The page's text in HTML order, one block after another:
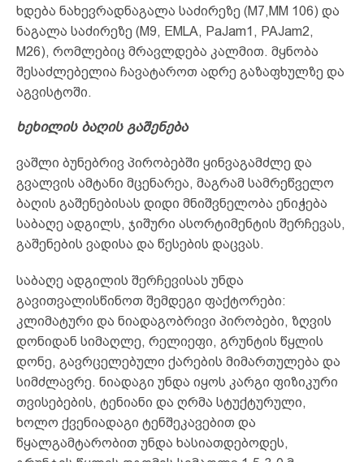
ხდება ნახევრადნაგალა საძირეზე (M7,MM 106) და
ნაგალა საძირეზე (M9, EMLA, PaJam1, PAJam2,
M26), რომლებიც მრავლდება კალმით. მყნობა
შესაძლებელია ჩავატაროთ ადრე გაზაფხულზე და
აგვისტოში.
ხეხილის ბაღის გაშენება
ვაშლი ბუნებრივ პირობებში ყინვაგამძლე და
გვალვის ამტანი მცენარეა, მაგრამ სამრეწველო
ბაღის გაშენებისას დიდი მნიშვნელობა ენიჭება
საბაღე ადგილს, ჯიშური ასორტიმენტის შერჩევას,
გაშენების ვადისა და წესების დაცვას.
საბაღე ადგილის შერჩევისას უნდა
გავითვალისწინოთ შემდეგი ფაქტორები:
კლიმატური და ნიადაგობრივი პირობები, ზღვის
დონიდან სიმაღლე, რელიეფი, გრუნტის წყლის
დონე, გავრცელებული ქარების მიმართულება და
სიმძლავრე. ნიადაგი უნდა იყოს კარგი ფიზიკური
თვისებების, ტენიანი და ღრმა სტუქტურული,
ხოლო ქვენიადაგი ტენშეკავებით და
წყალგამტარობით უნდა ხასიათდებოდეს,